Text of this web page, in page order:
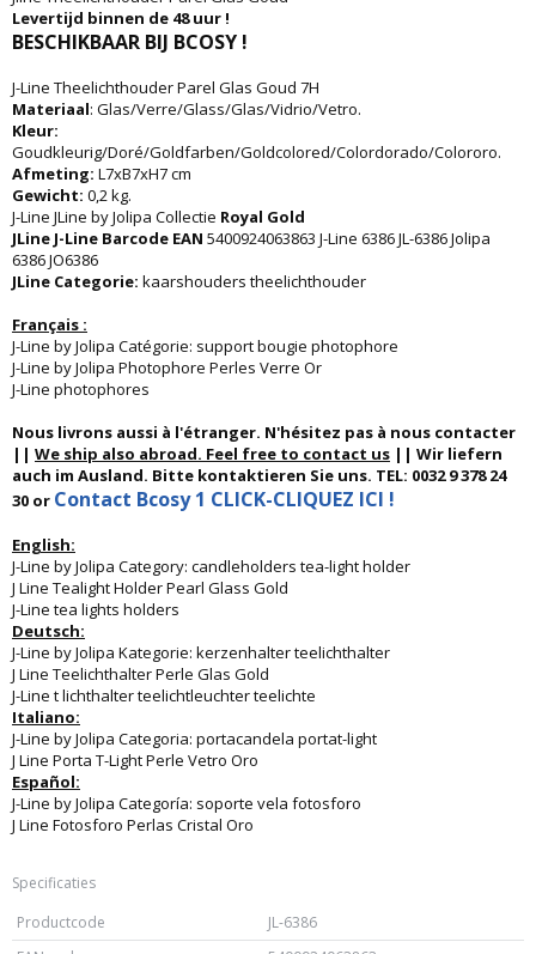
Levertijd binnen de 48 uur !
BESCHIKBAAR BIJ BCOSY !
J-Line Theelichthouder Parel Glas Goud 7H
Materiaal: Glas/Verre/Glass/Glas/Vidrio/Vetro.
Kleur:
Goudkleurig/Doré/Goldfarben/Goldcolored/Colordorado/Colororo.
Afmeting: L7xB7xH7 cm
Gewicht: 0,2 kg.
J-Line JLine by Jolipa Collectie Royal Gold
JLine J-Line Barcode EAN 5400924063863 J-Line 6386 JL-6386 Jolipa
6386 JO6386
JLine Categorie: kaarshouders theelichthouder
Français :
J-Line by Jolipa Catégorie: support bougie photophore
J-Line by Jolipa Photophore Perles Verre Or
J-Line photophores
Nous livrons aussi à l'étranger. N'hésitez pas à nous contacter
|| We ship also abroad. Feel free to contact us || Wir liefern
auch im Ausland. Bitte kontaktieren Sie uns. TEL: 0032 9 378 24
30 or Contact Bcosy 1 CLICK-CLIQUEZ ICI !
English:
J-Line by Jolipa Category: candleholders tea-light holder
J Line Tealight Holder Pearl Glass Gold
J-Line tea lights holders
Deutsch:
J-Line by Jolipa Kategorie: kerzenhalter teelichthalter
J Line Teelichthalter Perle Glas Gold
J-Line t lichthalter teelichtleuchter teelichte
Italiano:
J-Line by Jolipa Categoria: portacandela portat-light
J Line Porta T-Light Perle Vetro Oro
Español:
J-Line by Jolipa Categoría: soporte vela fotosforo
J Line Fotosforo Perlas Cristal Oro
Specificaties
Productcode
JL-6386